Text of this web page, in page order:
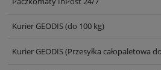
Kurier GEODIS(do 100 kg)
Kurier GEODIS(Przesyłka całopaletowa